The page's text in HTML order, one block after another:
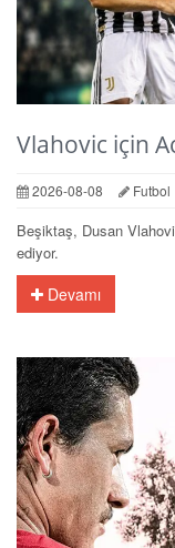
Vlahovic için
2026-08-08 Futbol
Beşiktaş, Dusan
ediyor.
Devamı